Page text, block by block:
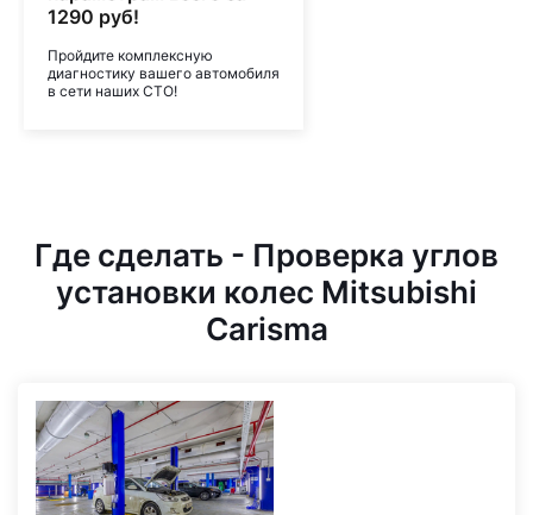
1290 руб!
Пройдите комплексную
диагностику вашего автомобиля
в сети наших СТО!
Где сделать - Проверка углов
установки колес Mitsubishi
Carisma